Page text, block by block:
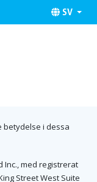
SV
i dessa
Inc., med registrerat
Street West Suite